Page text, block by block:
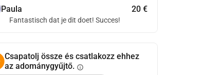
Paula 20 €
Fantastisch dat je dit doet! Succes!
Csapatolj össze és csatlakozz ehhez
az adománygyűjtő. info